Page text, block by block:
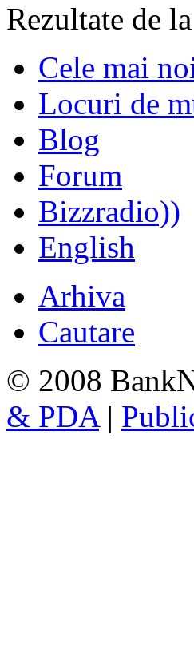
Rezultate de
Cele mai
Locuri de
Blog
Forum
Bizzradio))
English
Arhiva
Cautare
© 2008
& PDA|